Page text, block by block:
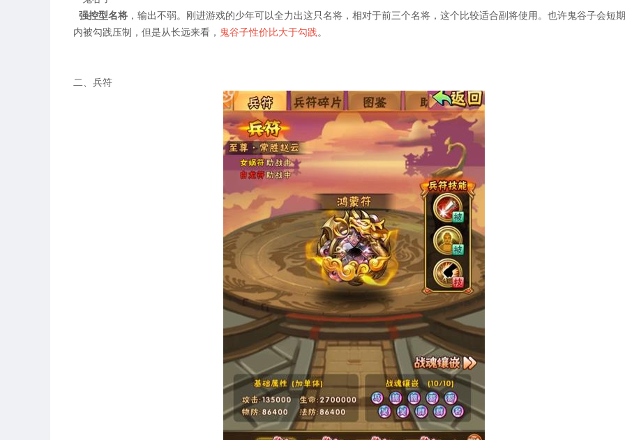
强控型名将 ，输出不弱。刚进游戏的少年可以全力出这只名将，相对于前三个名将，这个比较适合副将使用。也许鬼谷子会短期
内被勾践压制，但是从长远来看， 鬼谷子性价比大于勾践。
二、兵符